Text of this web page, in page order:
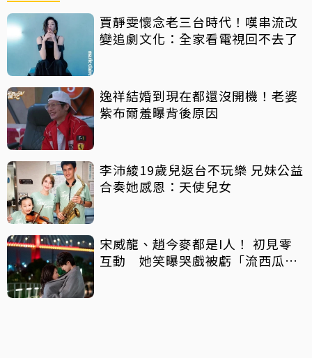
賈靜雯懷念老三台時代！嘆串流改
變追劇文化：全家看電視回不去了
逸祥結婚到現在都還沒開機！老婆
紫布爾羞曝背後原因
李沛綾19歲兒返台不玩樂 兄妹公益
合奏她感恩：天使兒女
宋威龍、趙今麥都是I人！ 初見零
互動 她笑曝哭戲被虧「流西瓜